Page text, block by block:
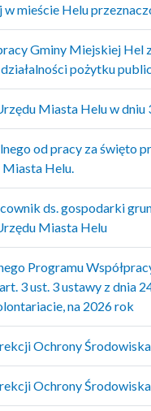
mieście Helu
Gminy Miejskiej
pożytku
Miasta Helu w dniu
od pracy za święto
Helu.
ds. gospodarki
Miasta Helu
Programu
3 ust. 3 ustawy z dnia
na 2026 rok
Ochrony Środowiska
Ochrony Środowiska